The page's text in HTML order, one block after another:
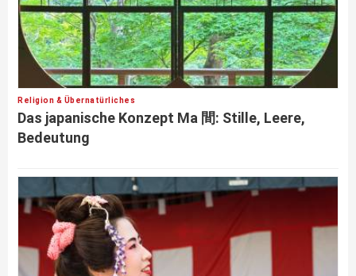
Religion & Übernatürliches
Das japanische Konzept Ma 間: Stille, Leere,
Bedeutung